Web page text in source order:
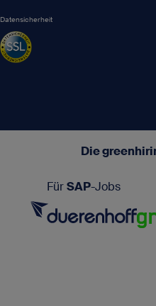
Datensicherheit
Die
FürSAP-Jobs